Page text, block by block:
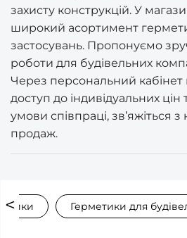
захисту конструкцій. У
широкий асортимент
застосувань. Пропонуємо
роботи для будівельних
Через персональний кабінет
доступ до індивідуальних
умови співпраці, зв’яжіться
продаж.
Герметики для